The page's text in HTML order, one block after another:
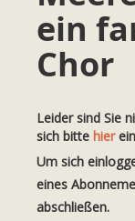
ein
Chor
Leider sind Sie
sich bitte hier
Um sich
eines
abschließen.